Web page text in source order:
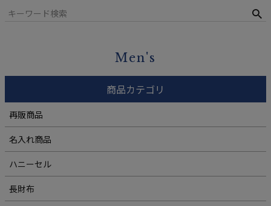
Men's
商品カテゴリ
再販商品
名入れ商品
ハニーセル
長財布